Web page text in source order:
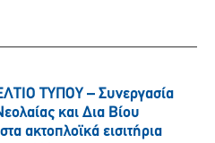
ΤΥΠΟΥ – Συνεργασία
και Δια Βίου
ακτοπλοϊκά εισιτήρια